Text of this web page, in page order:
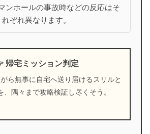
ンホールの事故時などの反応はそ
れぞれ異なります。
帰宅ミッション判定
ら無事に自宅へ送り届けるスリルと
、隅々まで攻略検証し尽くそう。